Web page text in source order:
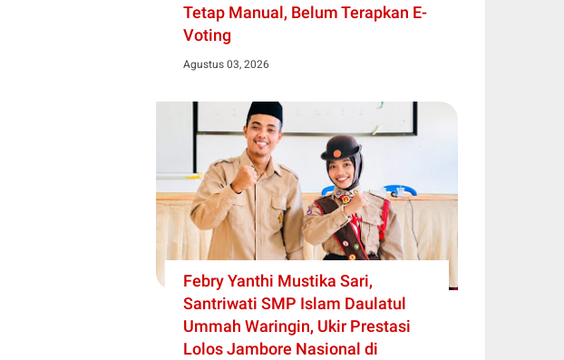
Tetap Manual, Belum Terapkan E-
Voting
Agustus 03, 2026
Febry Yanthi Mustika Sari,
Santriwati SMP Islam Daulatul
Ummah Waringin, Ukir Prestasi
Lolos Jambore Nasional di